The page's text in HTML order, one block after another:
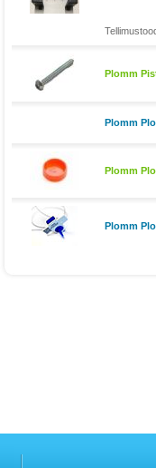
Plomm
Plomm
Plomm
Plomm